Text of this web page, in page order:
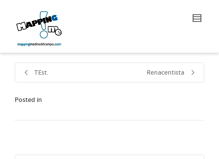
TEst. Renacentista
Posted in